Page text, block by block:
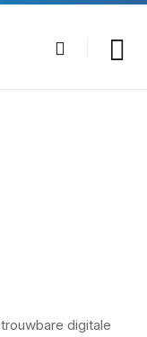
digitale